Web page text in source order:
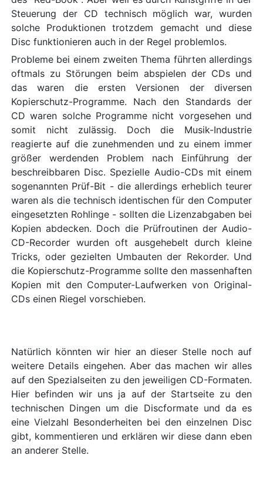
Steuerung der CD technisch möglich war, wurden
solche Produktionen trotzdem gemacht und diese
Disc funktionieren auch in der Regel problemlos.
Probleme bei einem zweiten Thema führten allerdings
oftmals zu Störungen beim abspielen der CDs und
das waren die ersten Versionen der diversen
Kopierschutz-Programme. Nach den Standards der
CD waren solche Programme nicht vorgesehen und
somit nicht zulässig. Doch die Musik-Industrie
reagierte auf die zunehmenden und zu einem immer
größer werdenden Problem nach Einführung der
beschreibbaren Disc. Spezielle Audio-CDs mit einem
sogenannten Prüf-Bit - die allerdings erheblich teurer
waren als die technisch identischen für den Computer
eingesetzten Rohlinge - sollten die Lizenzabgaben bei
Kopien abdecken. Doch die Prüfroutinen der Audio-
CD-Recorder wurden oft ausgehebelt durch kleine
Tricks, oder gezielten Umbauten der Rekorder. Und
die Kopierschutz-Programme sollte den massenhaften
Kopien mit den Computer-Laufwerken von Original-
CDs einen Riegel vorschieben.
Natürlich könnten wir hier an dieser Stelle noch auf
weitere Details eingehen. Aber das machen wir alles
auf den Spezialseiten zu den jeweiligen CD-Formaten.
Hier befinden wir uns ja auf der Startseite zu den
technischen Dingen um die Discformate und da es
eine Vielzahl Besonderheiten bei den einzelnen Disc
gibt, kommentieren und erklären wir diese dann eben
an anderer Stelle.